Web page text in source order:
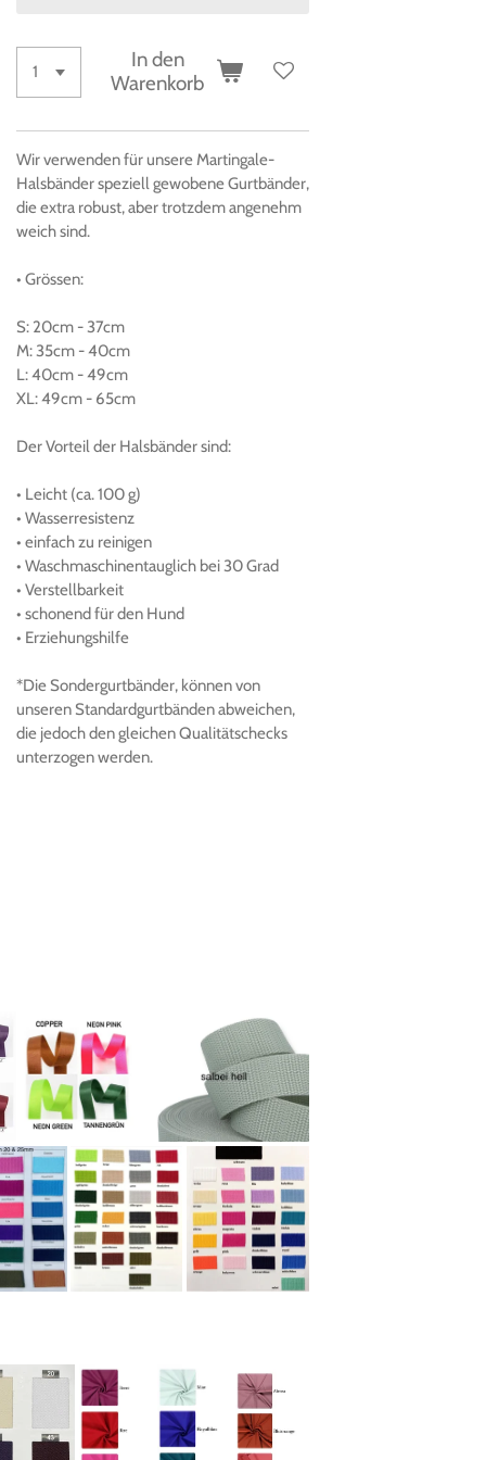
In den
Warenkorb
Wir verwenden für unsereMartingale-
Halsbänderspeziell gewobene Gurtbänder,
die extra robust, aber trotzdem angenehm
weich sind.
• Grössen:
S: 20cm -37cm
M:35cm -40cm
L:40cm -49cm
XL:49cm - 65cm
DerVorteil der Halsbänder sind:
• Leicht (ca.100 g)
• Wasserresistenz
• einfach zu reinigen
• Waschmaschinentauglich bei 30 Grad
• Verstellbarkeit
• schonend für den Hund
• Erziehungshilfe
*Die Sondergurtbänder, können von
unseren Standardgurtbänden abweichen,
die jedoch den gleichen Qualitätschecks
unterzogen werden.